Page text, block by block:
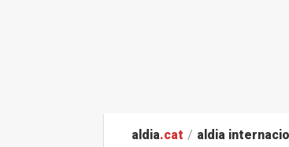
aldia.cat / aldia